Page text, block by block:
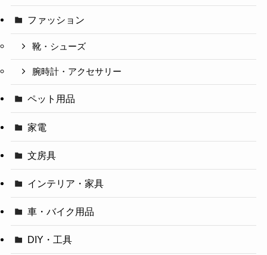
ファッション
靴・シューズ
腕時計・アクセサリー
ペット用品
家電
文房具
インテリア・家具
車・バイク用品
DIY・工具